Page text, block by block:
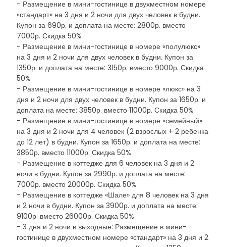
- Размещение в мини-гостинице в двухместном номере
«стандарт» на 3 дня и 2 ночи для двух человек в будни.
Купон за 690р. и доплата на месте: 2800р. вместо
7000р. Скидка 50%
- Размещение в мини-гостинице в номере «полулюкс»
на 3 дня и 2 ночи для двух человек в будни. Купон за
1350р. и доплата на месте: 3150р. вместо 9000р. Скидка
50%
- Размещение в мини-гостинице в номере «люкс» на 3
дня и 2 ночи для двух человек в будни. Купон за 1650р. и
доплата на месте: 3850р. вместо 11000р. Скидка 50%
- Размещение в мини-гостинице в номере «семейный»
на 3 дня и 2 ночи для 4 человек (2 взрослых + 2 ребенка
до 12 лет) в будни. Купон за 1650р. и доплата на месте:
3850р. вместо 11000р. Скидка 50%
- Размещение в коттедже для 6 человек на 3 дня и 2
ночи в будни. Купон за 2990р. и доплата на месте:
7000р. вместо 20000р. Скидка 50%
- Размещение в коттедже «Шале» для 8 человек на 3 дня
и 2 ночи в будни. Купон за 3900р. и доплата на месте:
9100р. вместо 26000р. Скидка 50%
- 3 дня и 2 ночи в выходные: Размещение в мини-
гостинице в двухместном номере «стандарт» на 3 дня и 2